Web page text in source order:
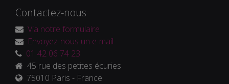
Contactez-nous
Via notre formulaire
Envoyez-nous un e-mail
01 42 06 74 23
45 rue des petites écuries
75010 Paris - France